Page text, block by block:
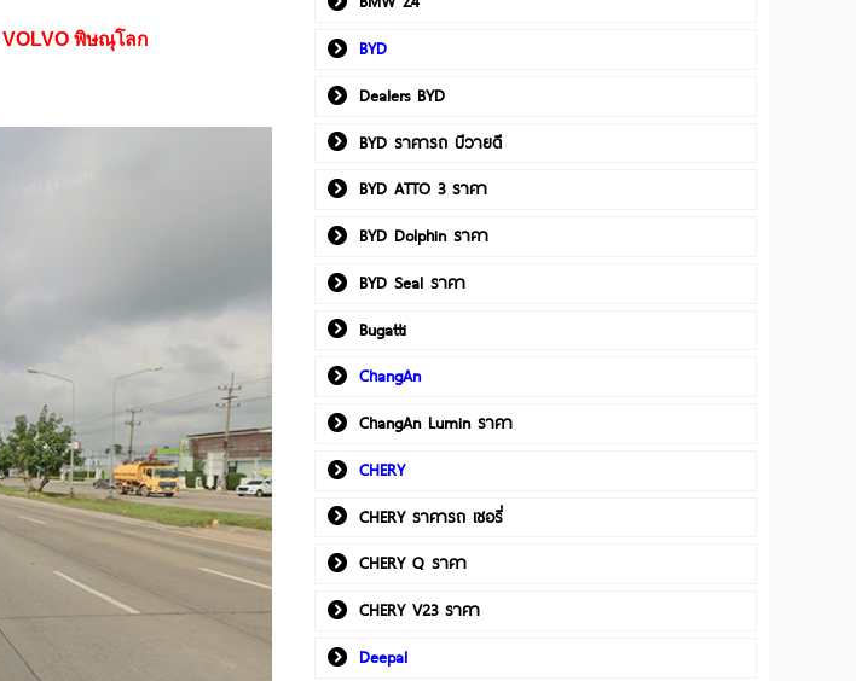
VOLVO พิษณุโลก
BYD
Dealers BYD
BYD ราคารถ บีวายดี
BYD ATTO 3 ราคา
BYD Dolphin ราคา
BYD Seal ราคา
Bugatti
ChangAn
ChangAn Lumin ราคา
CHERY
CHERY ราคารถ เชอรี่
CHERY Q ราคา
CHERY V23 ราคา
Deepal